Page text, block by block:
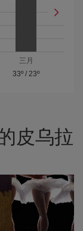
三月
33º / 23º
皮乌拉